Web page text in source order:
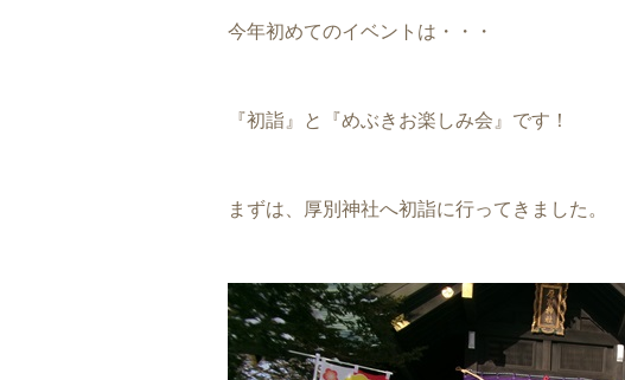
今年初めてのイベントは・・・
『初詣』と『めぶきお楽しみ会』です！
まずは、厚別神社へ初詣に行ってきました。